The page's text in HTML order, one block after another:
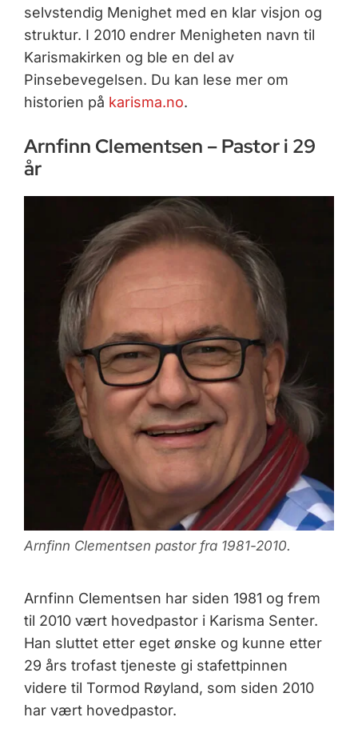
selvstendig Menighet med en klar visjon og
struktur. I 2010 endrer Menigheten navn til
Karismakirken og ble en del av
Pinsebevegelsen. Du kan lese mer om
historien på karisma.no.
Arnfinn Clementsen – Pastor i 29
år
Arnfinn Clementsen pastor fra 1981-2010.
Arnfinn Clementsen har siden 1981 og frem
til 2010 vært hovedpastor i Karisma Senter.
Han sluttet etter eget ønske og kunne etter
29 års trofast tjeneste gi stafettpinnen
videre til Tormod Røyland, som siden 2010
har vært hovedpastor.